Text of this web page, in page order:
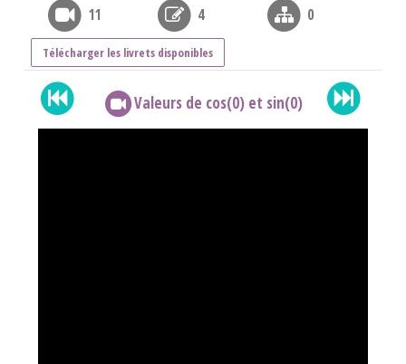
11 4 0
Télécharger les livrets disponibles
Valeurs de cos(0) et sin(0)